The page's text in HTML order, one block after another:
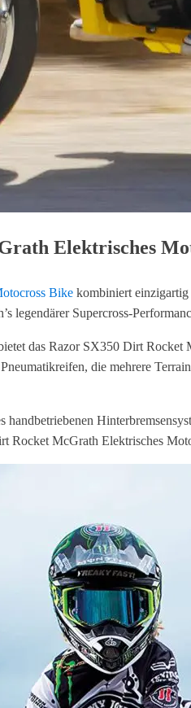
Elektrisches
Bike kombiniert
legendärer Supercross-
das Razor SX350 Dirt
die mehrere
Rocket McGrath Elektrisches